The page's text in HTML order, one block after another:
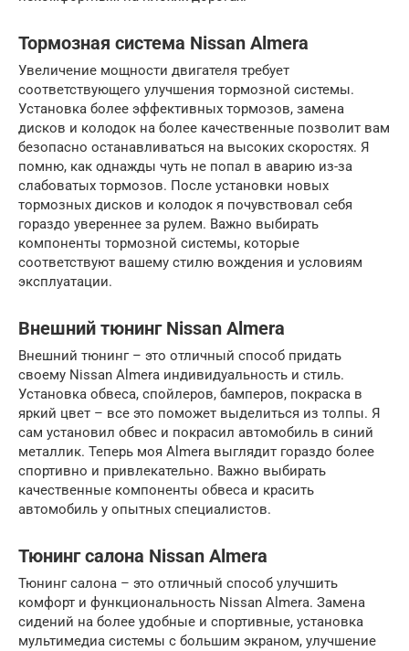
Тормозная система Nissan Almera
Увеличение мощности двигателя требует
соответствующего улучшения тормозной системы.
Установка более эффективных тормозов, замена
дисков и колодок на более качественные позволит вам
безопасно останавливаться на высоких скоростях. Я
помню, как однажды чуть не попал в аварию из-за
слабоватых тормозов. После установки новых
тормозных дисков и колодок я почувствовал себя
гораздо увереннее за рулем. Важно выбирать
компоненты тормозной системы, которые
соответствуют вашему стилю вождения и условиям
эксплуатации.
Внешний тюнинг Nissan Almera
Внешний тюнинг – это отличный способ придать
своему Nissan Almera индивидуальность и стиль.
Установка обвеса, спойлеров, бамперов, покраска в
яркий цвет – все это поможет выделиться из толпы. Я
сам установил обвес и покрасил автомобиль в синий
металлик. Теперь моя Almera выглядит гораздо более
спортивно и привлекательно. Важно выбирать
качественные компоненты обвеса и красить
автомобиль у опытных специалистов.
Тюнинг салона Nissan Almera
Тюнинг салона – это отличный способ улучшить
комфорт и функциональность Nissan Almera. Замена
сидений на более удобные и спортивные, установка
мультимедиа системы с большим экраном, улучшение